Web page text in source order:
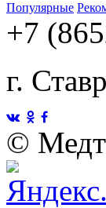
Популярные
+7
г.
©